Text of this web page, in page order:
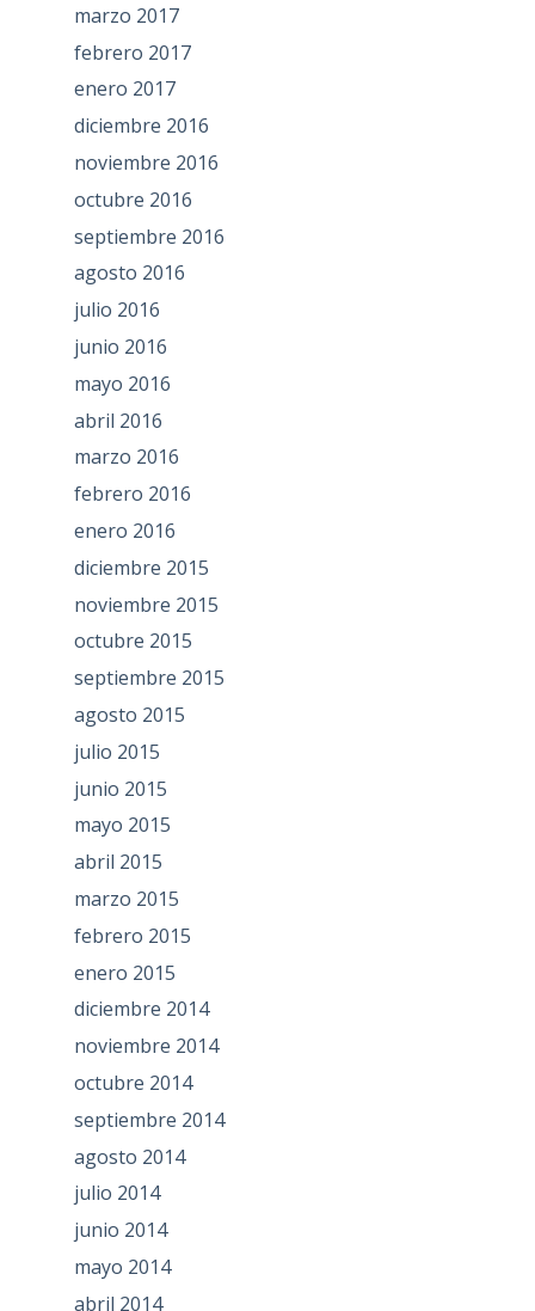
marzo 2017
febrero 2017
enero 2017
diciembre 2016
noviembre 2016
octubre 2016
septiembre 2016
agosto 2016
julio 2016
junio 2016
mayo 2016
abril 2016
marzo 2016
febrero 2016
enero 2016
diciembre 2015
noviembre 2015
octubre 2015
septiembre 2015
agosto 2015
julio 2015
junio 2015
mayo 2015
abril 2015
marzo 2015
febrero 2015
enero 2015
diciembre 2014
noviembre 2014
octubre 2014
septiembre 2014
agosto 2014
julio 2014
junio 2014
mayo 2014
abril 2014